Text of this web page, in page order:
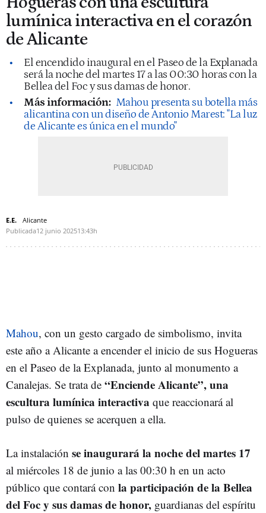
lumínica interactiva en el corazón
de Alicante
El encendido inaugural en el Paseo de la Explanada
será la noche del martes 17 a las 00:30 horas con la
Bellea del Foc y sus damas de honor.
Más información: Mahou presenta su botella más
alicantina con un diseño de Antonio Marest: "La luz
de Alicante es única en el mundo"
E.E.
Alicante
Publicada12 junio 202513:43h
Mahou, con un gesto cargado de simbolismo, invita
este año a Alicante a encender el inicio de sus Hogueras
en el Paseo de la Explanada, junto al monumento a
Canalejas. Se trata de “Enciende Alicante”, una
escultura lumínica interactiva que reaccionará al
pulso de quienes se acerquen a ella.
La instalación se inaugurará la noche del martes 17
al miércoles 18 de junio a las 00:30 h en un acto
público que contará con la participación de la Bellea
del Foc y sus damas de honor, guardianas del espíritu